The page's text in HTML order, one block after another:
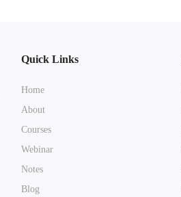
Quick Links
Home
About
Courses
Webinar
Notes
Blog